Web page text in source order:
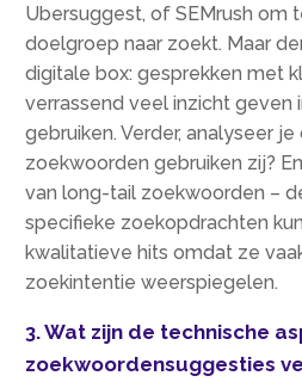
Ubersuggest, of SEMrush om
doelgroep naar zoekt.​ Maar
digitale box: gesprekken met
verrassend veel inzicht geven
gebruiken.​ Verder, analyseer
zoekwoorden gebruiken zij?
van long-tail zoekwoorden –
specifieke zoekopdrachten
kwalitatieve hits omdat ze
zoekintentie weerspiegelen.​
3.​ Wat zijn de technische
zoekwoordensuggesties